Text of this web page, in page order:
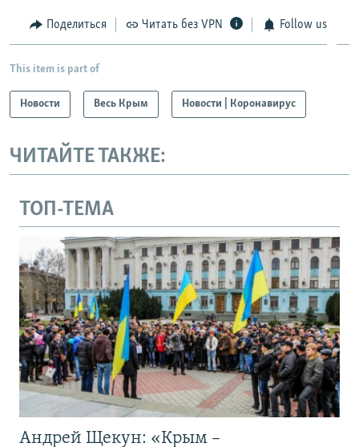
Поделиться Читать без VPN Follow us
This item is part of
Новости Весь Крым Новости | Коронавирус
ЧИТАЙТЕ ТАКЖЕ:
ТОП-ТЕМА
Андрей Щекун: «Крым –